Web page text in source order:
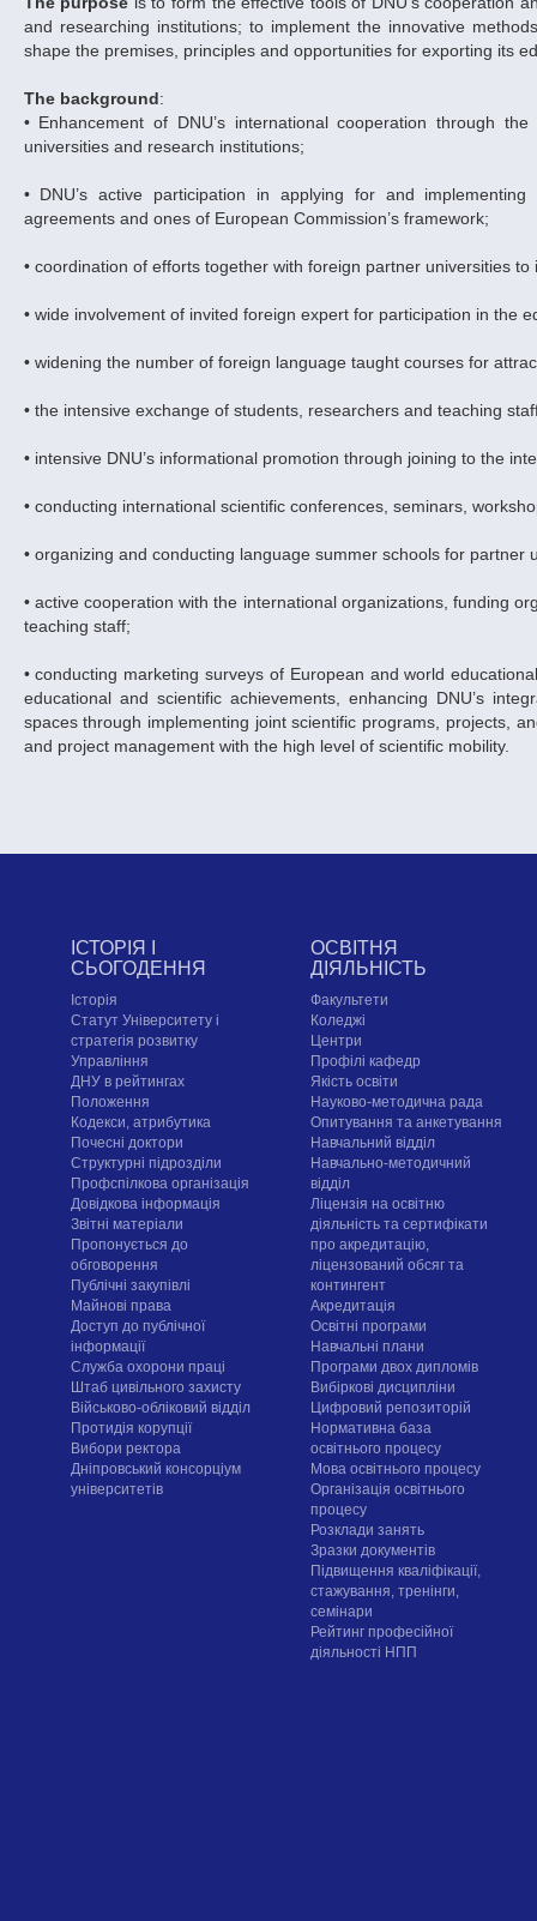
and researching institutions; to implement the innovative
shape the premises, principles and opportunities for exporting its
The background:
• Enhancement of DNU’s international cooperation through
universities and research institutions;
• DNU’s active participation in applying for and
agreements and ones of European Commission’s framework;
• coordination of efforts together with foreign partner universities
• wide involvement of invited foreign expert for participation in the
• widening the number of foreign language taught courses for
• the intensive exchange of students, researchers and teaching
• intensive DNU’s informational promotion through joining to the
• conducting international scientific conferences, seminars,
• organizing and conducting language summer schools for partner
• active cooperation with the international organizations, funding
teaching staff;
• conducting marketing surveys of European and world
educational and scientific achievements, enhancing DNU’s
spaces through implementing joint scientific programs, projects,
and project management with the high level of scientific mobility.
ІСТОРІЯ І
СЬОГОДЕННЯ
Історія
Статут Університету і
стратегія розвитку
Управління
ДНУ в рейтингах
Положення
Кодекси, атрибутика
Почесні доктори
Структурні підрозділи
Профспілкова організація
Довідкова інформація
Звітні матеріали
Пропонується до
обговорення
Публічні закупівлі
Майнові права
Доступ до публічної
інформації
Служба охорони праці
Штаб цивільного захисту
Військово-обліковий відділ
Протидія корупції
Вибори ректора
Дніпровський консорціум
університетів
ОСВІТНЯ
ДІЯЛЬНІСТЬ
Факультети
Коледжі
Центри
Профілі кафедр
Якість освіти
Науково-методична рада
Опитування та анкетування
Навчальний відділ
Навчально-методичний
відділ
Ліцензія на освітню
діяльність та сертифікати
про акредитацію,
ліцензований обсяг та
контингент
Акредитація
Освітні програми
Навчальні плани
Програми двох дипломів
Вибіркові дисципліни
Цифровий репозиторій
Нормативна база
освітнього процесу
Мова освітнього процесу
Організація освітнього
процесу
Розклади занять
Зразки документів
Підвищення кваліфікації,
стажування, тренінги,
семінари
Рейтинг професійної
діяльності НПП